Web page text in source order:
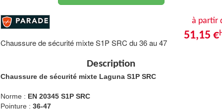
à partir
51,15 €
Chaussure de sécurité mixte S1P SRC du 36 au 47
Description
Chaussure de sécurité mixte Laguna S1P SRC
Norme : EN 20345 S1P SRC
Pointure : 36-47